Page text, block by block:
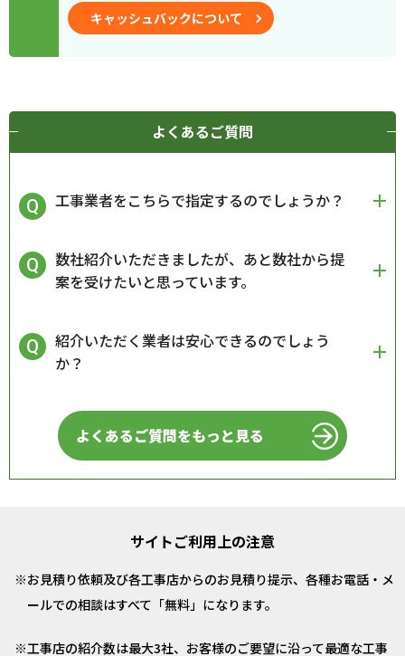
キャッシュバックについて
よくあるご質問
工事業者をこちらで指定するのでしょうか？
数社紹介いただきましたが、あと数社から提
案を受けたいと思っています。
紹介いただく業者は安心できるのでしょう
か？
よくあるご質問をもっと見る
サイトご利用上の注意
お見積り依頼及び各工事店からのお見積り提示、各種お電話・メ
ールでの相談はすべて「無料」になります。
工事店の紹介数は最大3社、お客様のご要望に沿って最適な工事